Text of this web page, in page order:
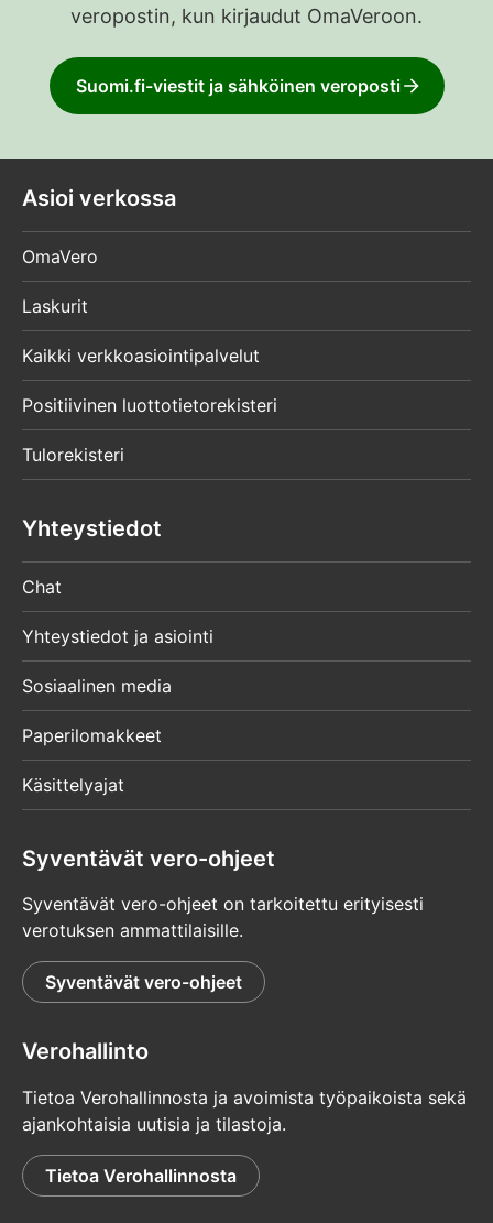
veropostin, kun kirjaudut OmaVeroon.
Suomi.fi-viestit ja sähköinen veroposti
Asioi verkossa
OmaVero
Laskurit
Kaikki verkkoasiointipalvelut
Positiivinen luottotietorekisteri
Tulorekisteri
Yhteystiedot
Chat
Yhteystiedot ja asiointi
Sosiaalinen media
Paperilomakkeet
Käsittelyajat
Syventävät vero-ohjeet
Syventävät vero-ohjeet on tarkoitettu erityisesti
verotuksen ammattilaisille.
Syventävät vero-ohjeet
Verohallinto
Tietoa Verohallinnosta ja avoimista työpaikoista sekä
ajankohtaisia uutisia ja tilastoja.
Tietoa Verohallinnosta